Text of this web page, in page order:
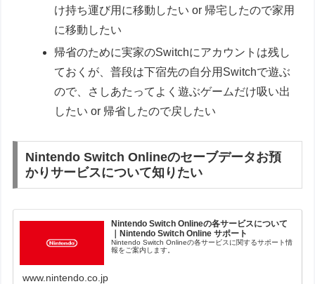
け持ち運び用に移動したい or 帰宅したので家用
に移動したい
帰省のために実家のSwitchにアカウントは残し
ておくが、普段は下宿先の自分用Switchで遊ぶ
ので、さしあたってよく遊ぶゲームだけ吸い出
したい or 帰省したので戻したい
Nintendo Switch Onlineのセーブデータお預
かりサービスについて知りたい
Nintendo Switch Onlineの各サービスについて
｜Nintendo Switch Online サポート
Nintendo Switch Onlineの各サービスに関するサポート情
報をご案内します。
www.nintendo.co.jp